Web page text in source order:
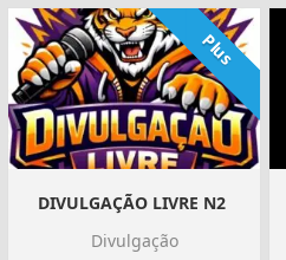
Plus
DIVULGAÇÃO LIVRE N2 ‍️
Divulgação